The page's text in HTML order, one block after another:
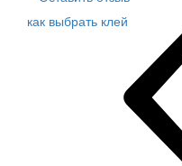
как выбрать клей